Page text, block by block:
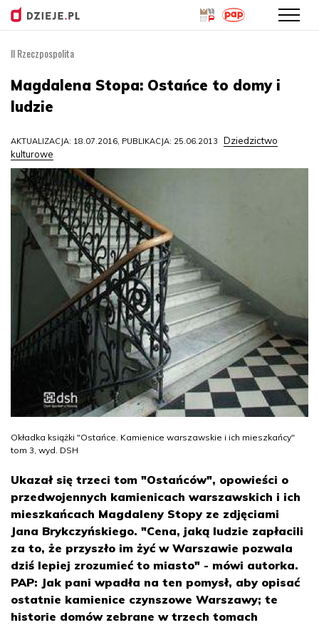
treści
II Rzeczpospolita
Magdalena Stopa: Ostańce to domy i
ludzie
AKTUALIZACJA: 18.07.2016, PUBLIKACJA: 25.06.2013
Dziedzictwo
kulturowe
Okładka książki "Ostańce. Kamienice warszawskie i ich mieszkańcy"
tom 3, wyd. DSH
Ukazał się trzeci tom "Ostańców", opowieści o
przedwojennych kamienicach warszawskich i ich
mieszkańcach Magdaleny Stopy ze zdjęciami
Jana Brykczyńskiego. "Cena, jaką ludzie zapłacili
za to, że przyszło im żyć w Warszawie pozwala
dziś lepiej zrozumieć to miasto" - mówi autorka.
PAP: Jak pani wpadła na ten pomysł, aby opisać
ostatnie kamienice czynszowe Warszawy; te
historie domów zebrane w trzech tomach